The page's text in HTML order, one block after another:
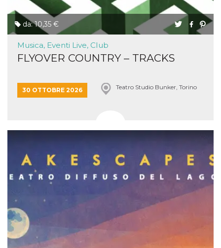
da: 10,35 €
Musica, Eventi Live, Club
FLYOVER COUNTRY – TRACKS
30 OTTOBRE 2026 Teatro Studio Bunker, Torino